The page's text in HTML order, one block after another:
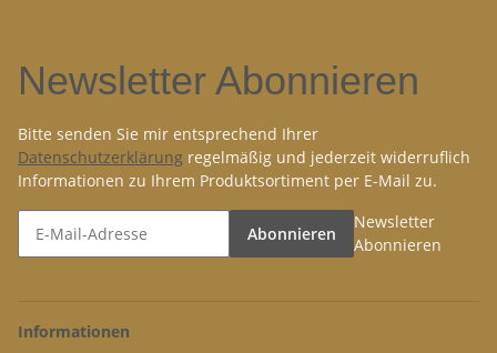
Newsletter Abonnieren
Bitte senden Sie mir entsprechend Ihrer
Datenschutzerklärung regelmäßig und jederzeit widerruflich
Informationen zu Ihrem Produktsortiment per E-Mail zu.
Abonnieren
Newsletter
Abonnieren
Informationen